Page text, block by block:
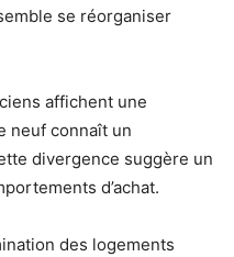
se réorganiser
affichent une
neuf connaît un
divergence suggère un
d’achat.
des logements